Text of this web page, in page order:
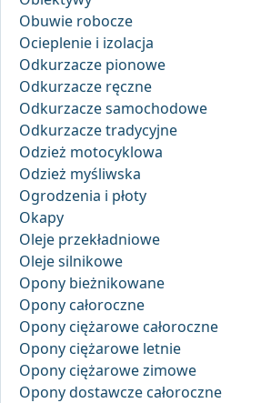
Obuwie robocze
Ocieplenie i izolacja
Odkurzacze pionowe
Odkurzacze ręczne
Odkurzacze samochodowe
Odkurzacze tradycyjne
Odzież motocyklowa
Odzież myśliwska
Ogrodzenia i płoty
Okapy
Oleje przekładniowe
Oleje silnikowe
Opony bieżnikowane
Opony całoroczne
Opony ciężarowe całoroczne
Opony ciężarowe letnie
Opony ciężarowe zimowe
Opony dostawcze całoroczne